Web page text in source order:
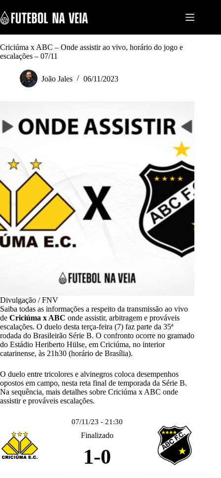
k
i
o
c
Criciúma x ABC – Onde assistir ao vivo, horário do jogo e
escalações – 07/11
João Jales 06/11/2023
Divulgação / FNV
Saiba todas as informações a respeito da transmissão ao vivo
de Criciúma x ABC onde assistir, arbitragem e prováveis
escalações. O duelo desta terça-feira (7) faz parte da 35ª
rodada do Brasileirão Série B. O confronto ocorre no gramado
do Estádio Heriberto Hülse, em Criciúma, no interior
catarinense, às 21h30 (horário de Brasília).
O duelo entre tricolores e alvinegros coloca desempenhos
opostos em campo, nesta reta final de temporada da Série B.
Na sequência, mais detalhes sobre Criciúma x ABC onde
assistir e prováveis escalações.
07/11/23 - 21:30
Finalizado
1-0